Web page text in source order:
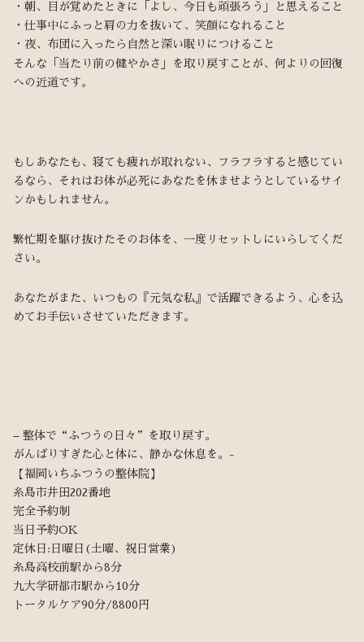
・朝、目が覚めたときに「よし、今日も頑張ろう」と思えること
・仕事中にふっと肩の力を抜いて、笑顔になれること
・夜、布団に入ったら自然と深い眠りにつけること
そんな「当たり前の健やかさ」を取り戻すことが、何よりの回復
への近道です。
もしあなたも、寝ても疲れが取れない、フラフラすると感じてい
るなら、それはお体が必死にあなたを休ませようとしているサイ
ンかもしれません。
繁忙期を駆け抜けたそのお体を、一度リセットしにいらしてくだ
さい。
あなたがまた、いつもの『元気な私』で活躍できるよう、心を込
めてお手伝いさせていただきます。
– 整体で“ふつうの日々”を取り戻す。
がんばりすぎた心と体に、静かな休息を。-
【福岡いちふつうの整体院】
糸島市井田202番地
完全予約制
当日予約OK
定休日:日曜日(土曜、祝日営業)
糸島高校前駅から8分
九大学研都市駅から10分
トータルケア90分/8800円